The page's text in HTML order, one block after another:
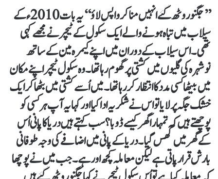
’’جگنو روٹھ گئے انہیں منا کر واپس لاؤ‘‘یہ بات 2010 ء کے
سیلاب میں تباہ ہونے والے ایک سکول کے ٹیچر نے مجھے کہی
تھی۔ اس سیلاب کے دوران میں اپنے کیمرہ مین کے ساتھ
نوشہرہ کی گلیوں میں کشتی پر گھوم رہا تھا۔ وہ سکول ٹیچر اپنے مکان
میں بیٹھاکسی مدد کا انتظار کر رہا تھا۔ میں اُسے کشتی میں بٹھا کر ایک
خشک جگہ پر لایا تو اس نے شکریہ ادا کیا اور کہا یہ آپ ہر کسی کو
پوچھتے ہیں کہ تمہارا گھر کیسے ڈوبا؟ سب کہتے ہیں دریا کا پانی اُس
کے گھر میں گھس گیا۔ دریا کے پانی میں اضافے کی وجہ طوفانی
بارش قرار پاتی ہے لیکن معاملہ کچھ اور ہے۔ جب میں نے پوچھا